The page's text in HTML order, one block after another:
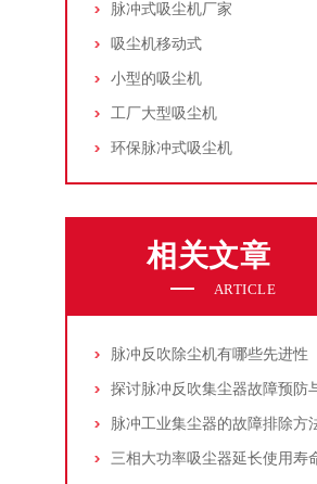
脉冲式吸尘机厂家
吸尘机移动式
小型的吸尘机
工厂大型吸尘机
环保脉冲式吸尘机
相关文章
ARTICLE
脉冲反吹除尘机有哪些先进性